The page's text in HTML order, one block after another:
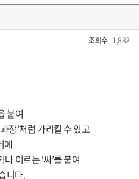
조회수 1,882
붙여
장’처럼 가리킬 수 있고
에
이르는 ‘씨’를 붙여
니다.